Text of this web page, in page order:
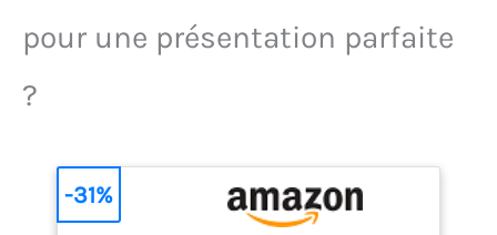
en acier au carbone avec
clip en acier ; Convient
pour une présentation parfaite
?
-31%